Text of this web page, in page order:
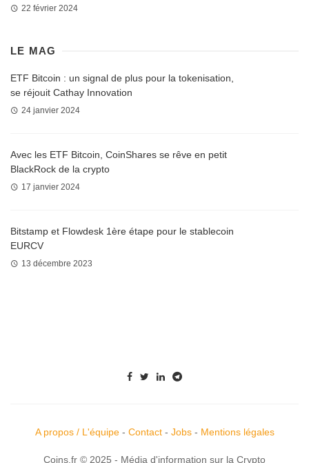
22 février 2024
LE MAG
ETF Bitcoin : un signal de plus pour la tokenisation,
se réjouit Cathay Innovation
24 janvier 2024
Avec les ETF Bitcoin, CoinShares se rêve en petit
BlackRock de la crypto
17 janvier 2024
Bitstamp et Flowdesk 1ère étape pour le stablecoin
EURCV
13 décembre 2023
A propos / L'équipe- Contact- Jobs- Mentions légales
Coins.fr © 2025 - Média d'information sur la Crypto